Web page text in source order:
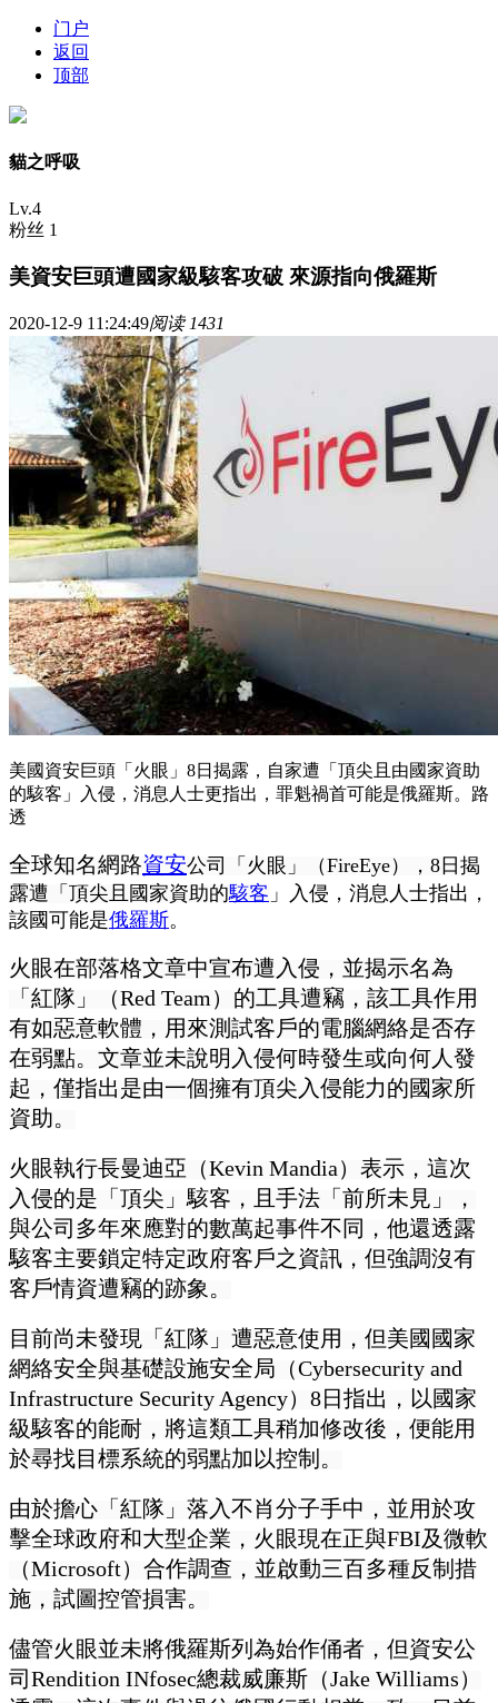
门户
返回
顶部
貓之呼吸
Lv.4
粉丝 1
美資安巨頭遭國家級駭客攻破 來源指向俄羅斯
2020-12-9 11:24:49阅读 1431
美國資安巨頭「火眼」8日揭露，自家遭「頂尖且由國家資助
的駭客」入侵，消息人士更指出，罪魁禍首可能是俄羅斯。路
透
全球知名網路資安公司「火眼」（FireEye），8日揭
露遭「頂尖且國家資助的駭客 」入侵，消息人士指出，
該國可能是俄羅斯。
火眼在部落格文章中宣布遭入侵，並揭示名為
「紅隊」（Red Team）的工具遭竊，該工具作用
有如惡意軟體，用來測試客戶的電腦網絡是否存
在弱點。文章並未說明入侵何時發生或向何人發
起，僅指出是由一個擁有頂尖入侵能力的國家所
資助。
火眼執行長曼迪亞（Kevin Mandia）表示，這次
入侵的是「頂尖」駭客，且手法「前所未見」，
與公司多年來應對的數萬起事件不同，他還透露
駭客主要鎖定特定政府客戶之資訊，但強調沒有
客戶情資遭竊的跡象。
目前尚未發現「紅隊」遭惡意使用，但美國國家
網絡安全與基礎設施安全局（Cybersecurity and
Infrastructure Security Agency）8日指出，以國家
級駭客的能耐，將這類工具稍加修改後，便能用
於尋找目標系統的弱點加以控制。
由於擔心「紅隊」落入不肖分子手中，並用於攻
擊全球政府和大型企業，火眼現在正與FBI及微軟
（Microsoft）合作調查，並啟動三百多種反制措
施，試圖控管損害。
儘管火眼並未將俄羅斯列為始作俑者，但資安公
司Rendition INfosec總裁威廉斯（Jake Williams）